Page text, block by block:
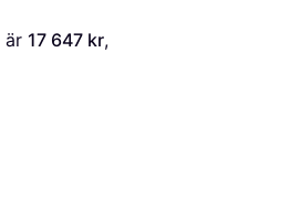
är 17 647 kr,